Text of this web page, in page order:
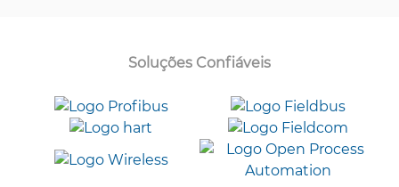
Soluções Confiáveis